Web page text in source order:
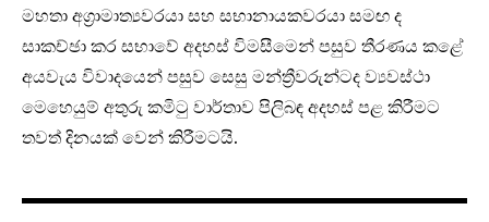
මහතා අග්‍රාමාත්‍යවරයා සහ සභානායකවරයා සමඟ ද
සාකච්ඡා කර සභාවේ අදහස් විමසීමෙන් පසුව තීරණය කළේ
අයවැය විවාදයෙන් පසුව සෙසු මන්ත්‍රීවරුන්ටද ව්‍යවස්ථා
මෙහෙයුම් අතුරු කමිටු වාර්තාව පිලිබඳ අදහස් පළ කිරීමට
තවත් දිනයක් වෙන් කිරීමටයි.